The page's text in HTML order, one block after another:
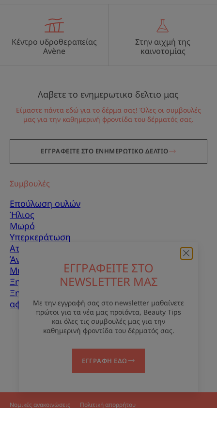
ΕΓΓΡΑΦΕΙΤΕ ΣΤΟ
NEWSLETTER ΜΑΣ
Με την εγγραφή σας στο newsletter μαθαίνετε
πρώτοι για τα νέα μας προϊόντα, Beauty Tips
και όλες τις συμβουλές μας για την
καθημερινή φροντίδα του δέρματός σας.
ΕΓΓΡΑΦΗ ΕΔΩ
Κέντρο υδροθεραπείας
Avène
Στην αιχμή της
καινοτομίας
Λαβετε το ενημερωτικο δελτιο μας
Είμαστε πάντα εδώ για το δέρμα σας! Όλες οι συμβουλές
μας για την καθημερινή φροντίδα του δέρματός σας.
ΕΓΓΡΑΦΕΙΤΕ ΣΤΟ ΕΝΗΜΕΡΩΤΙΚΟ ΔΕΛΤΙΟ
Συμβουλές
Επούλωση ουλών
Ήλιος
Μωρό
Υπερκεράτωση
Ατέλειες δέρματος
Άνδρες
Μικτό δέρμα
Ξηρό δέρμα
Ξηρότητα και
αφυδάτωση
Σχετικά με εμάς
ΕπικοινωνίαΣυχνές ερωτήσεις
Νομικές ανακοινώσεις
Πολιτική απορρήτου